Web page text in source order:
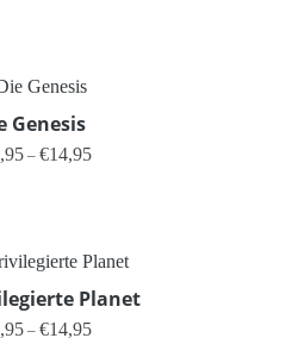
Genesis
– €14,95Preisspanne: €11,95 bis €14,95
Planet
– €14,95Preisspanne: €11,95 bis €14,95